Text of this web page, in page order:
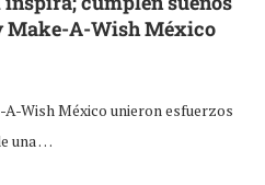
Make-A-Wish México
Wish México unieron esfuerzos
una …